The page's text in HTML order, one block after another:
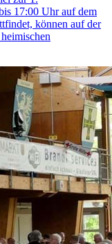
17:00 Uhr auf dem
können auf der